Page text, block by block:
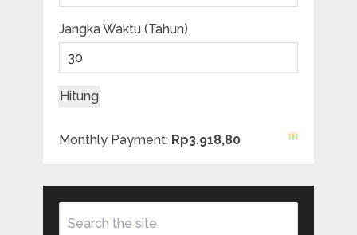
Jangka Waktu (Tahun)
Monthly Payment: Rp3.918,80